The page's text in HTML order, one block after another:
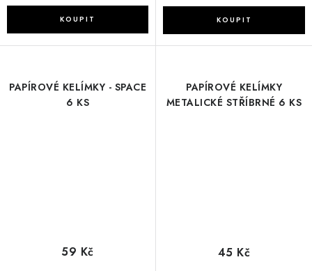
PAPÍROVÉ KELÍMKY - SPACE
6 KS
59 Kč
PAPÍROVÉ KELÍMKY
METALICKÉ STŘÍBRNÉ 6 KS
45 Kč